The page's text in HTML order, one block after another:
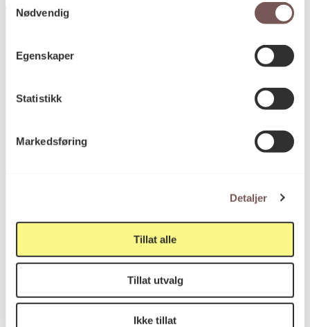
Nødvendig
Egenskaper
Statistikk
Markedsføring
Detaljer
Tillat alle
Tillat utvalg
Ikke tillat
St. Olavs plass
Besøksadresse